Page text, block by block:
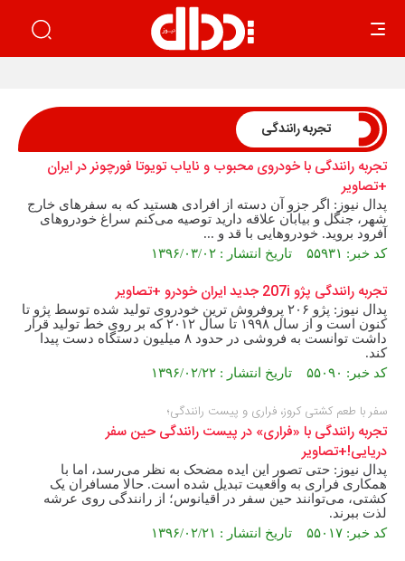
تجربه رانندگی
تجربه رانندگی با خودروی محبوب و نایاب تویوتا فورچونر در ایران
+تصاویر
پدال نیوز: اگر جزو آن دسته از افرادی هستید که به سفرهای خارج
شهر، جنگل و بیابان علاقه دارید توصیه می‌کنم سراغ خودروهای
آفرود بروید. خودروهایی با قد و ...
کد خبر: ۵۵۹۳۱ تاریخ انتشار : ۱۳۹۶/۰۳/۰۲
تجربه رانندگی پژو 207i جدید ایران خودرو +تصاویر
پدال نیوز: پژو ۲۰۶ پروفروش ترین خودروی تولید شده توسط پژو تا
کنون است و از سال ۱۹۹۸ تا سال ۲۰۱۲ که بر روی خط تولید قرار
داشت توانست به فروشی در حدود ۸ میلیون دستگاه دست پیدا
کند.
کد خبر: ۵۵۰۹۰ تاریخ انتشار : ۱۳۹۶/۰۲/۲۲
سفر با طعم کشتی کروز، فراری و پیست رانندگی؛
تجربه رانندگی با «فراری» در پیست رانندگی حین سفر
دریایی!+تصاویر
پدال نیوز: حتی تصور این ایده مضحک به نظر می‌رسد، اما با
همکاری فراری به واقعیت تبدیل شده است. حالا مسافران یک
کشتی، می‌توانند حین سفر در اقیانوس؛ از رانندگی روی عرشه‌
لذت ببرند.
کد خبر: ۵۵۰۱۷ تاریخ انتشار : ۱۳۹۶/۰۲/۲۱